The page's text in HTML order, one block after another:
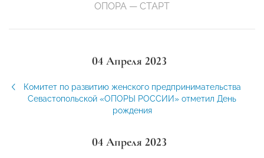
ОПОРА — СТАРТ
04 Апреля 2023
Комитет по развитию женского предпринимательства
Севастопольской «ОПОРЫ РОССИИ» отметил День
рождения
04 Апреля 2023